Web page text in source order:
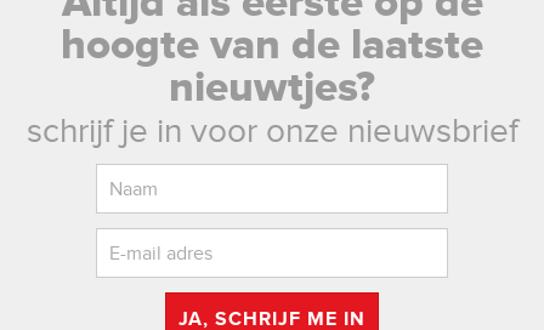
hoogte van de laatste
nieuwtjes?
schrijf je in voor onze nieuwsbrief
JA, SCHRIJF ME IN